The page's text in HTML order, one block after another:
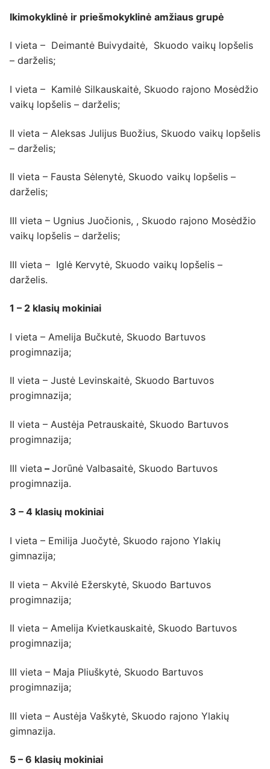
Ikimokyklinė ir priešmokyklinė amžiaus grupė
I vieta – Deimantė Buivydaitė, Skuodo vaikų lopšelis
– darželis;
I vieta – Kamilė Silkauskaitė, Skuodo rajono Mosėdžio
vaikų lopšelis – darželis;
II vieta – Aleksas Julijus Buožius, Skuodo vaikų lopšelis
– darželis;
II vieta – Fausta Sėlenytė, Skuodo vaikų lopšelis –
darželis;
III vieta – Ugnius Juočionis, , Skuodo rajono Mosėdžio
vaikų lopšelis – darželis;
III vieta – Iglė Kervytė, Skuodo vaikų lopšelis –
darželis.
1 – 2 klasių mokiniai
I vieta – Amelija Bučkutė, Skuodo Bartuvos
progimnazija;
II vieta – Justė Levinskaitė, Skuodo Bartuvos
progimnazija;
II vieta – Austėja Petrauskaitė, Skuodo Bartuvos
progimnazija;
III vieta – Jorūnė Valbasaitė, Skuodo Bartuvos
progimnazija.
3 – 4 klasių mokiniai
I vieta – Emilija Juočytė, Skuodo rajono Ylakių
gimnazija;
II vieta – Akvilė Ežerskytė, Skuodo Bartuvos
progimnazija;
II vieta – Amelija Kvietkauskaitė, Skuodo Bartuvos
progimnazija;
III vieta – Maja Pliuškytė, Skuodo Bartuvos
progimnazija;
III vieta – Austėja Vaškytė, Skuodo rajono Ylakių
gimnazija.
5 – 6 klasių mokiniai